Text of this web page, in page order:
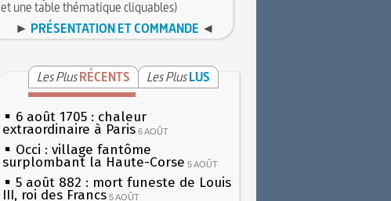
et une table thématique cliquables)
► PRÉSENTATION ET COMMANDE ◄
Les Plus RÉCENTS Les Plus LUS
6 août 1705 : chaleur
extraordinaire à Paris 6 AOÛT
Occi : village fantôme
surplombant la Haute-Corse 5 AOÛT
5 août 882 : mort funeste de Louis
III, roi des Francs 5 AOÛT